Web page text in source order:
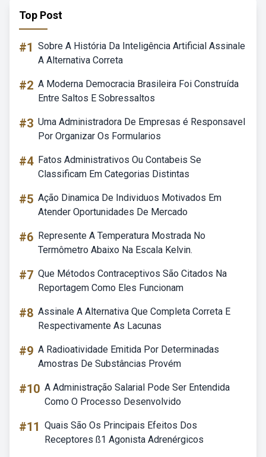
Top Post
#1 Sobre A História Da Inteligência Artificial Assinale
A Alternativa Correta
#2 A Moderna Democracia Brasileira Foi Construída
Entre Saltos E Sobressaltos
#3 Uma Administradora De Empresas é Responsavel
Por Organizar Os Formularios
#4 Fatos Administrativos Ou Contabeis Se
Classificam Em Categorias Distintas
#5 Ação Dinamica De Individuos Motivados Em
Atender Oportunidades De Mercado
#6 Represente A Temperatura Mostrada No
Termômetro Abaixo Na Escala Kelvin.
#7 Que Métodos Contraceptivos São Citados Na
Reportagem Como Eles Funcionam
#8 Assinale A Alternativa Que Completa Correta E
Respectivamente As Lacunas
#9 A Radioatividade Emitida Por Determinadas
Amostras De Substâncias Provém
#10 A Administração Salarial Pode Ser Entendida
Como O Processo Desenvolvido
#11 Quais São Os Principais Efeitos Dos
Receptores ß1 Agonista Adrenérgicos